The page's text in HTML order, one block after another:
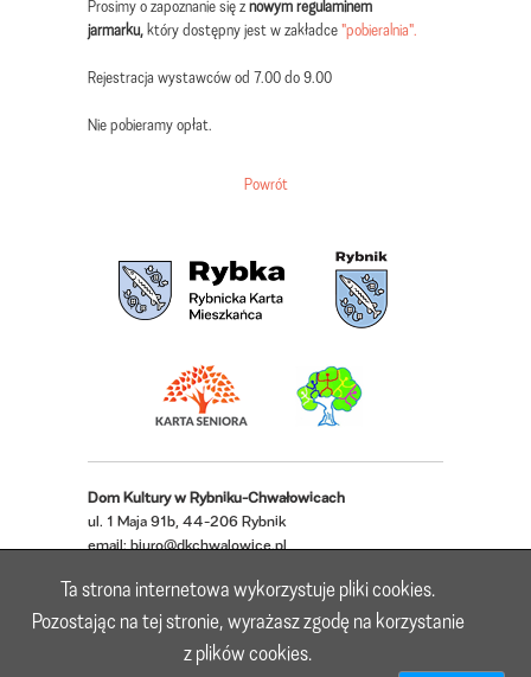
Prosimy o zapoznanie się znowym regulaminem
jarmarku,który dostępny jest w zakładce"pobieralnia".
Rejestracja wystawców od 7.00 do 9.00
Nie pobieramy opłat.
Powrót
Dom Kultury w Rybniku-Chwałowicach
ul. 1 Maja 91b, 44-206 Rybnik
email:biuro@dkchwalowice.pl
Ta strona internetowa wykorzystuje pliki cookies.
Pozostając na tej stronie, wyrażasz zgodę na korzystanie
z plików cookies.